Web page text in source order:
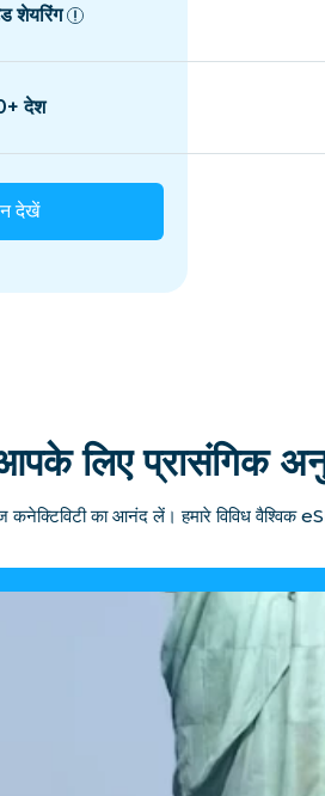
शेयरिंग
देश
देखें
लिए प्रासंगिक
कनेक्टिविटी का आनंद लें। हमारे विविध वैश्विक